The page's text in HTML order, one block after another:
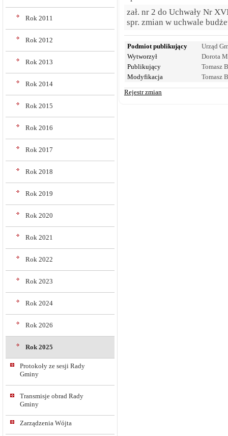
Rok 2011
Rok 2012
Rok 2013
Rok 2014
Rok 2015
Rok 2016
Rok 2017
Rok 2018
Rok 2019
Rok 2020
Rok 2021
Rok 2022
Rok 2023
Rok 2024
Rok 2026
Rok 2025
Protokoły ze sesji Rady
Gminy
Transmisje obrad Rady
Gminy
Zarządzenia Wójta
zał. nr 2 do Uchwały Nr
spr. zmian w uchwale
Podmiot publikujący
Urząd
Wytworzył
Dorota
Publikujący
Tomasz
Modyfikacja
Tomasz
Rejestr zmian